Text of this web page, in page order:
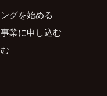
グを始める
業に申し込む